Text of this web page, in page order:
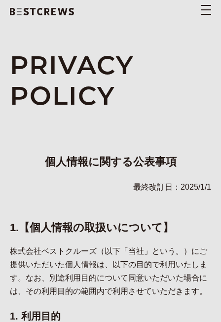
PRIVACY
POLICY
個人情報に関する公表事項
最終改訂日：2025/1/1
1.【個人情報の取扱いについて】
株式会社ベストクルーズ（以下「当社」という。）にご
提供いただいた個人情報は、以下の目的で利用いたしま
す。なお、別途利用目的について同意いただいた場合に
は、その利用目的の範囲内で利用させていただきます。
1. 利用目的